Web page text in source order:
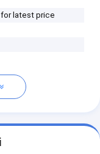
latest price